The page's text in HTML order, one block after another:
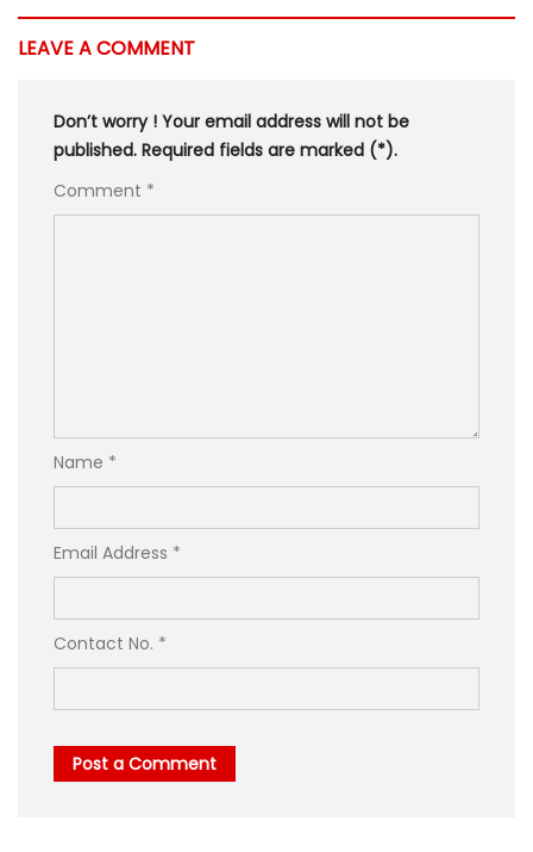
LEAVE A COMMENT
Don’t worry ! Your email address will not be
published. Required fields are marked (*).
Comment *
Name *
Email Address *
Contact No. *
Post a Comment